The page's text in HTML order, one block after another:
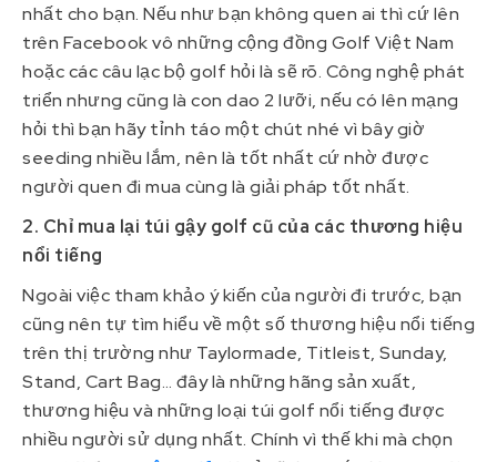
nhất cho bạn. Nếu như bạn không quen ai thì cứ lên
trên Facebook vô những cộng đồng Golf Việt Nam
hoặc các câu lạc bộ golf hỏi là sẽ rõ. Công nghệ phát
triển nhưng cũng là con dao 2 lưỡi, nếu có lên mạng
hỏi thì bạn hãy tỉnh táo một chút nhé vì bây giờ
seeding nhiều lắm, nên là tốt nhất cứ nhờ được
người quen đi mua cùng là giải pháp tốt nhất.
2. Chỉ mua lại túi gậy golf cũ của các thương hiệu
nổi tiếng
Ngoài việc tham khảo ý kiến của người đi trước, bạn
cũng nên tự tìm hiểu về một số thương hiệu nổi tiếng
trên thị trường như Taylormade, Titleist, Sunday,
Stand, Cart Bag… đây là những hãng sản xuất,
thương hiệu và những loại túi golf nổi tiếng được
nhiều người sử dụng nhất. Chính vì thế khi mà chọn